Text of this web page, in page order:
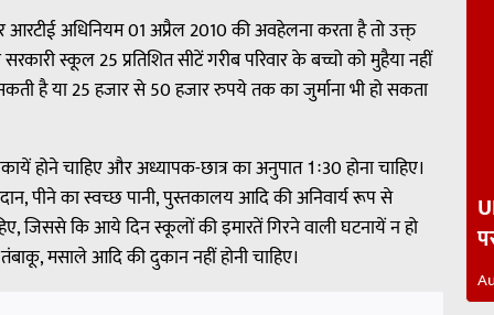
अधिनियम 01 अप्रैल 2010 की अवहेलना करता है तो उक्त्
स्कूल 25 प्रतिशित सीटें गरीब परिवार के बच्चो को मुहैया नहीं
है या 25 हजार से 50 हजार रुपये तक का जुर्माना भी हो सकता
होने चाहिए और अध्यापक-छात्र का अनुपात 1ः30 होना चाहिए।
पीने का स्वच्छ पानी, पुस्तकालय आदि की अनिवार्य रूप से
जिससे कि आये दिन स्कूलों की इमारतें गिरने वाली घटनायें न हो
मसाले आदि की दुकान नहीं होनी चाहिए।